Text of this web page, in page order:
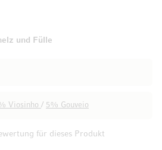
für dieses Produkt
und Fülle
Viosinho / 5% Gouveio